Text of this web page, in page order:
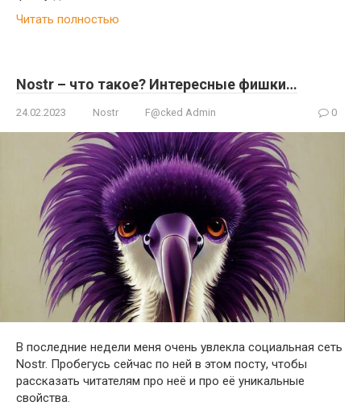
Читать полностью
Nostr – что такое? Интересные фишки…
24.02.2023 Nostr F@cked Admin 0
В последние недели меня очень увлекла социальная сеть
Nostr. Пробегусь сейчас по ней в этом посту, чтобы
рассказать читателям про неё и про её уникальные
свойства.